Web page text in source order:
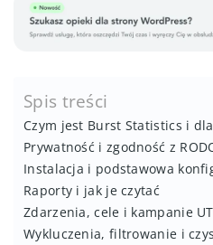
Spis treści
Czym jest Burst Statistics i
Prywatność i zgodność z
Instalacja i podstawowa
Raporty i jak je czytać
Zdarzenia, cele i kampanie
Wykluczenia, filtrowanie i